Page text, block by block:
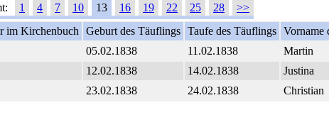
1 4 7 10 13 16 19 22 25 28
>>
im Kirchenbuch Geburt des Täuflings Taufe des Täuflings Vorname
05.02.1838 11.02.1838 Martin
12.02.1838 14.02.1838 Justina
23.02.1838 24.02.1838 Christian